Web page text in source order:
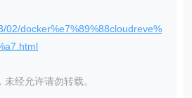
02/docker%e7%89%88cloudreve%
经允许请勿转载。